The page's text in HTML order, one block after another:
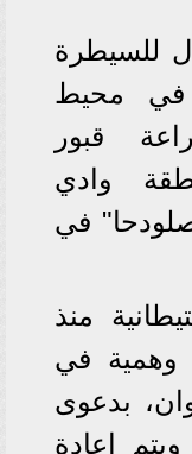
للسيطرة
في محيط
قبور
وادي
في
منذ
في
بدعوى
ويتم إعادة